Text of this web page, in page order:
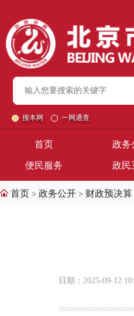
搜本网 一网通查
首页 政务
便民服务 政民
首页 > 政务公开 > 财政预决算
日期：2025-09-12